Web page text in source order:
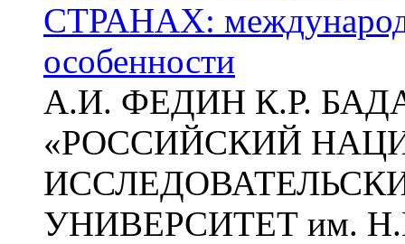
СТРАНАХ:
особенности
А.И. ФЕДИН К.Р.
«РОССИЙСКИЙ
УНИВЕРСИТЕТ им.